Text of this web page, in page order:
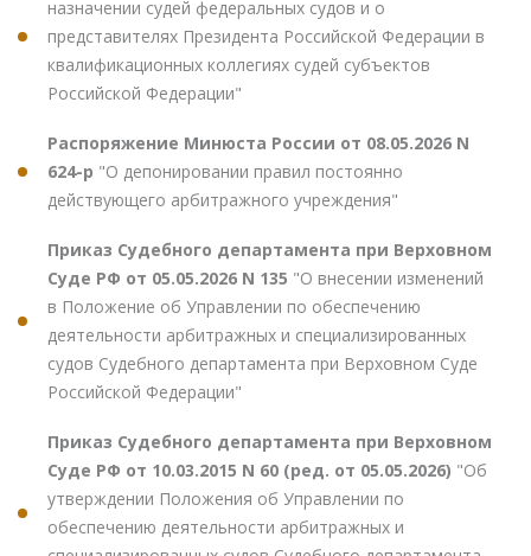
назначении судей федеральных судов и о
представителях Президента Российской Федерации в
квалификационных коллегиях судей субъектов
Российской Федерации"
Распоряжение Минюста России от 08.05.2026 N
624-р "О депонировании правил постоянно
действующего арбитражного учреждения"
Приказ Судебного департамента при Верховном
Суде РФ от 05.05.2026 N 135 "О внесении изменений
в Положение об Управлении по обеспечению
деятельности арбитражных и специализированных
судов Судебного департамента при Верховном Суде
Российской Федерации"
Приказ Судебного департамента при Верховном
Суде РФ от 10.03.2015 N 60 (ред. от 05.05.2026) "Об
утверждении Положения об Управлении по
обеспечению деятельности арбитражных и